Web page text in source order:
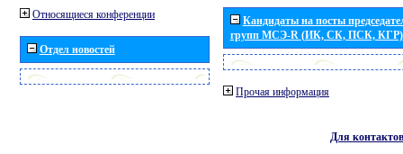
Относящиеся конференции
Отдел новостей
Кандидаты на посты
групп МСЭ-R (ИК, СК, ПСК, КГР)
Прочая информация
Для контактов